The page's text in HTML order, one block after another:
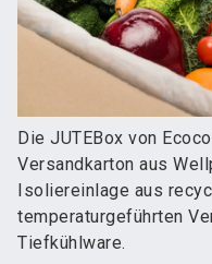
Die JUTEBox von
Versandkarton aus
Isoliereinlage aus
temperaturgeführten
Tiefkühlware.